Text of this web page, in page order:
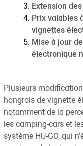
Extension
Prix valables
vignettes
Mise à jour
électronique
Plusieurs
hongrois de vignette
notamment de la
les camping-cars et
système HU-GO, qui